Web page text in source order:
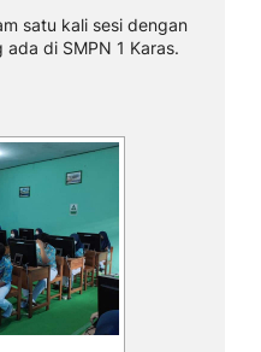
satu kali sesi dengan
di SMPN 1 Karas.